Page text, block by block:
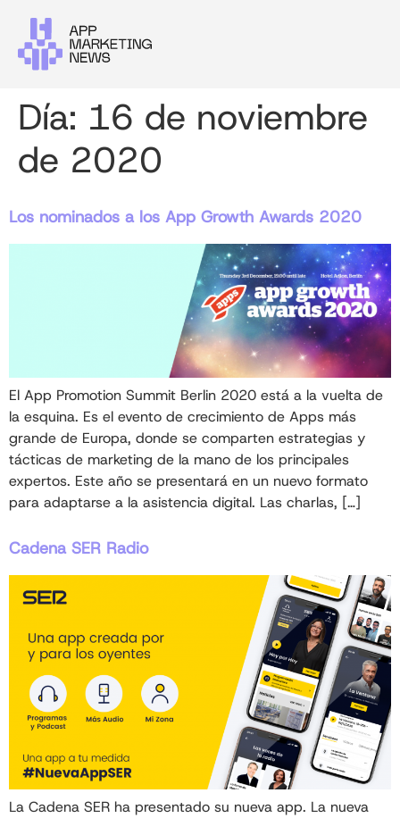
Día: 16 de noviembre
de 2020
Los nominados a los App Growth Awards 2020
El App Promotion Summit Berlin 2020 está a la vuelta de
la esquina. Es el evento de crecimiento de Apps más
grande de Europa, donde se comparten estrategias y
tácticas de marketing de la mano de los principales
expertos. Este año se presentará en un nuevo formato
para adaptarse a la asistencia digital. Las charlas, […]
Cadena SER Radio
La Cadena SER ha presentado su nueva app. La nueva